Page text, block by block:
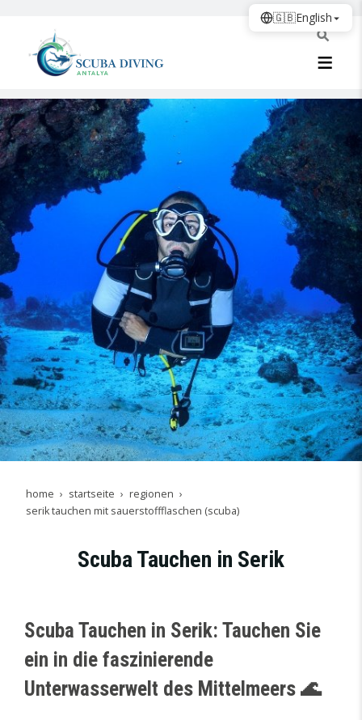
home startseite
regionen
serik tauchen mit sauerstoffflaschen (scuba)
Scuba Tauchen in Serik
Scuba Tauchen in Serik: Tauchen Sie
ein in die faszinierende
Unterwasserwelt des Mittelmeers 🌊
🇬🇧English